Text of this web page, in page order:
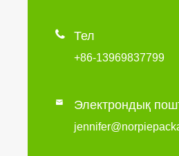
 Тел
+86-13969837799
 Электрондық